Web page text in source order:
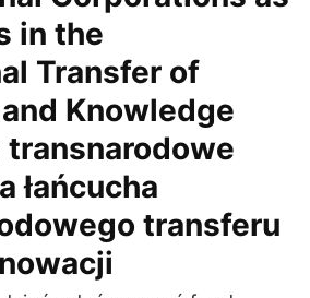
in the
Transfer of
Knowledge
transnarodowe
łańcucha
transferu